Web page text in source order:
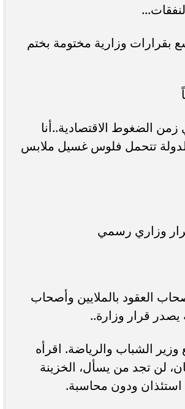
بقرارات وزارية مختومة بختم
في زمن الضغوط الاقتصادية..أنا
تتحمل فلوس غسيل ملابس
أصحاب العقود بالملايين وأصحاب
قرار وزارة..
19 مايو، ممهورا بتوقيع وزير الشباب والرياضة. اقرأه
لن تجد من يسأل، الخزينة
ودون محاسبة.